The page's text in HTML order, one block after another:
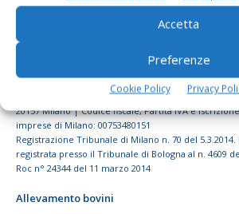
Accetta
Preferenze
Cookie Policy Privacy
© Tecniche Nuove Spa. Tutti i diritti riservati. Sede
20157 Milano | Codice fiscale, Partita IVA e
imprese di Milano: 00753480151
Registrazione Tribunale di Milano n. 70 del
registrata presso il Tribunale di Bologna al n. 4609
Roc n° 24344 del 11 marzo 2014
Allevamento bovini